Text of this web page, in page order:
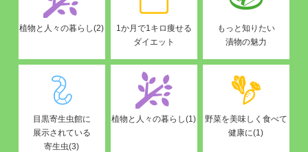
植物と人々の暮らし(2)
1か月で1キロ痩せる
ダイエット
もっと知りたい
漬物の魅力
目黒寄生虫館に
展示されている
寄生虫(3)
植物と人々の暮らし(1)
野菜を美味しく食べて
健康に(1)